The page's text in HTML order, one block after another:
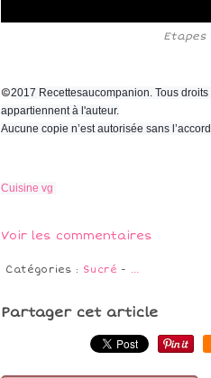
Etapes
©2017 Recettesaucompanion. Tous
appartiennent à l'auteur.
Aucune copie n’est autorisée sans
Cuisine vg
Voir les commentaires
Catégories : Sucré - …
Partager cet article